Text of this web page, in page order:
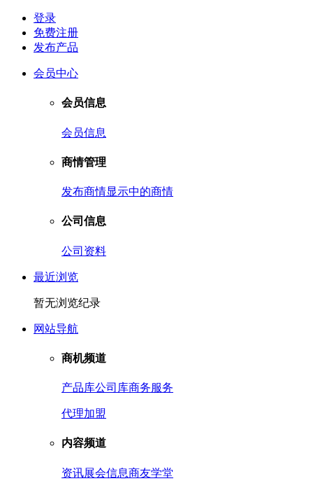
登录
免费注册
发布产品
会员中心
会员信息
会员信息
商情管理
发布商情显示中的商情
公司信息
公司资料
最近浏览
暂无浏览纪录
网站导航
商机频道
产品库公司库商务服务
代理加盟
内容频道
资讯展会信息商友学堂